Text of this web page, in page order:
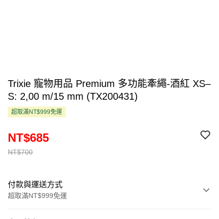
Trixie 寵物用品 Premium 多功能牽繩-酒紅 XS–
S: 2,00 m/15 mm (TX200431)
超取滿NT$999免運
NT$700
NT$685
付款與運送方式
超取滿NT$999免運